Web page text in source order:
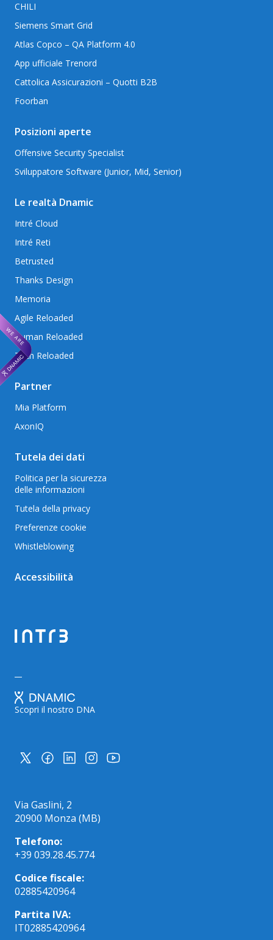
CHILI
Siemens Smart Grid
Atlas Copco – QA Platform 4.0
App ufficiale Trenord
Cattolica Assicurazioni – Quotti B2B
Foorban
Posizioni aperte
Offensive Security Specialist
Sviluppatore Software (Junior, Mid, Senior)
Le realtà Dnamic
Intré Cloud
Intré Reti
Betrusted
Thanks Design
Memoria
Agile Reloaded
Human Reloaded
Tech Reloaded
Partner
Mia Platform
AxonIQ
Tutela dei dati
Politica per la sicurezza
delle informazioni
Tutela della privacy
Preferenze cookie
Whistleblowing
Accessibilità
Scopri il nostro DNA
Via Gaslini, 2
20900 Monza (MB)
Telefono:
+39 039.28.45.774
Codice fiscale:
02885420964
Partita IVA:
IT02885420964